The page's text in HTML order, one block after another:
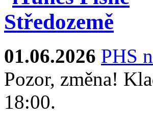
01.06.2026 PHS
Pozor, změna!
18:00.